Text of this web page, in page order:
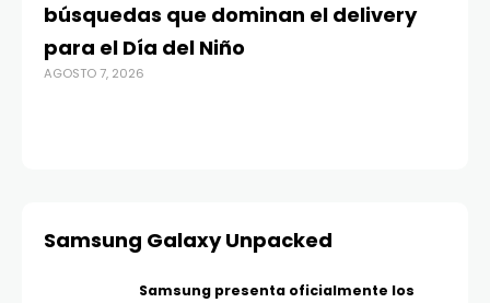
búsquedas que dominan el delivery
para el Día del Niño
AGOSTO 7, 2026
Samsung Galaxy Unpacked
Samsung presenta oficialmente los